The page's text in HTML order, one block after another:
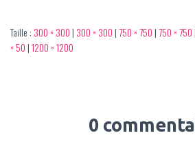
Taille : 300 × 300 | 300 × 300 |750 × 750 |750 × 750
× 50 |1200 × 1200
0